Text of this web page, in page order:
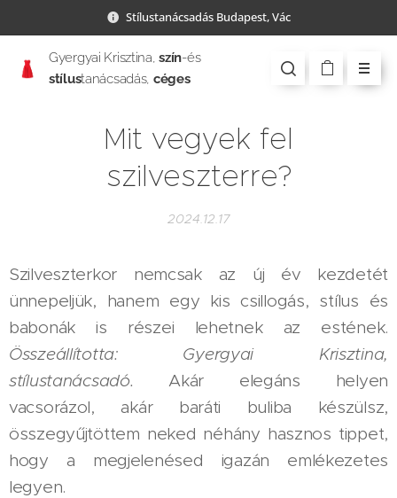
Stílustanácsadás Budapest, Vác
Gyergyai Krisztina, szín-és
stílustanácsadás, céges
Mit vegyek fel
szilveszterre?
2024.12.17
Szilveszterkor nemcsak az új év kezdetét
ünnepeljük, hanem egy kis csillogás, stílus és
babonák is részei lehetnek az estének.
Összeállította: Gyergyai Krisztina,
stílustanácsadó.Akár elegáns helyen
vacsorázol, akár baráti buliba készülsz,
összegyűjtöttem neked néhány hasznos tippet,
hogy a megjelenésed igazán emlékezetes
legyen.